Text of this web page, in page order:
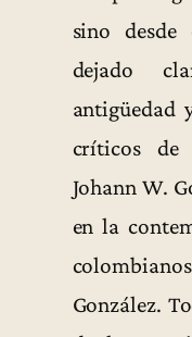
sino
dejado
antigüedad
críticos de
Johann W.
en la
González.